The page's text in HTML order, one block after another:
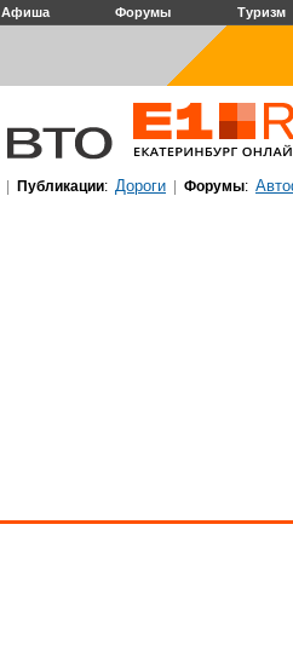
Афиша Форумы Туризм
Публикации: Дороги Форумы: